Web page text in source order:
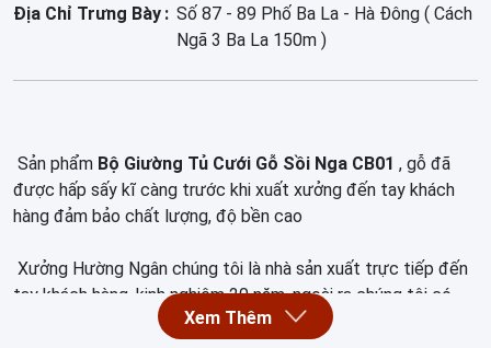
Địa Chỉ Trưng Bày
Số 87 - 89 Phố Ba La - Hà Đông ( Cách
Ngã 3 Ba La 150m )
Sản phẩm Bộ Giường Tủ Cưới Gỗ Sồi Nga CB01 , gỗ đã
được hấp sấy kĩ càng trước khi xuất xưởng đến tay khách
hàng đảm bảo chất lượng, độ bền cao
Xưởng Hường Ngân chúng tôi là nhà sản xuất trực tiếp đến
tay khách hàng, kinh nghiệm 20 năm, ngoài ra chúng tôi có
showroom 400m2 tại số 89 Phố Ba La Hà Đông để phục vụ